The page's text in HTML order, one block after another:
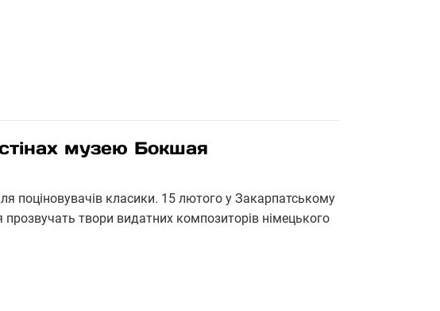
музею Бокшая
поціновувачів класики. 15 лютого у Закарпатському
твори видатних композиторів німецького